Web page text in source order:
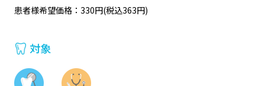
患者様希望価格：330円(税込363円)
対象